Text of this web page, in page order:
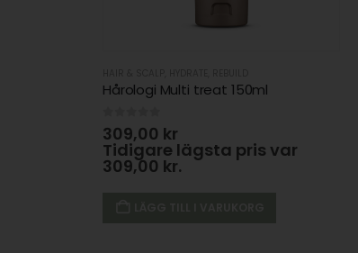
Hårologi Multi treat 150ml
0 out of 5
309,00 kr
Tidigare lägsta pris var
309,00 kr.